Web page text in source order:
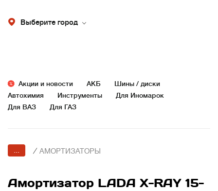
Выберите город
Акции и новости АКБ
Шины / диски
Автохимия
Инструменты
Для Иномарок
Для ВАЗ
Для ГАЗ
... / АМОРТИЗАТОРЫ
Амортизатор LADA X-RAY 15-